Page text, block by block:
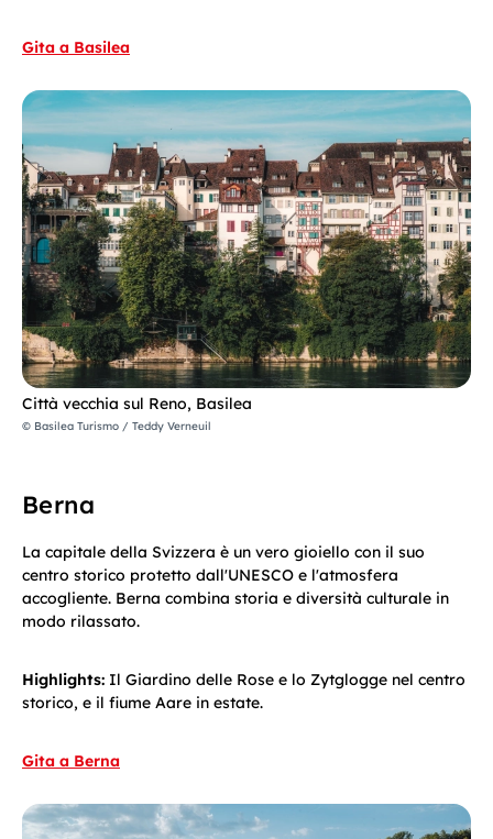
Gita a Basilea
Città vecchia sul Reno, Basilea
© Basilea Turismo / Teddy Verneuil
Berna
La capitale della Svizzera è un vero gioiello con il suo
centro storico protetto dall'UNESCO e l'atmosfera
accogliente. Berna combina storia e diversità culturale in
modo rilassato.
Highlights: Il Giardino delle Rose e lo Zytglogge nel centro
storico, e il fiume Aare in estate.
Gita a Berna